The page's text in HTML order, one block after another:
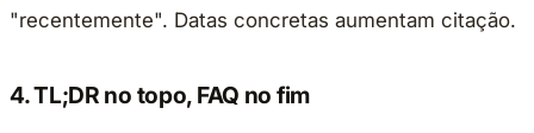
"recentemente". Datas concretas aumentam citação.
4. TL;DR no topo, FAQ no fim